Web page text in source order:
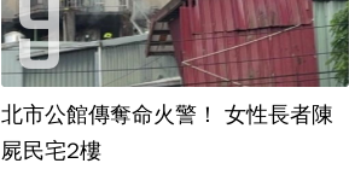
北市公館傳奪命火警！ 女性長者陳
屍民宅2樓